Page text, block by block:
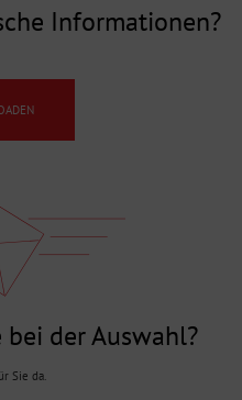
Informationen?
der Auswahl?
Sie da.